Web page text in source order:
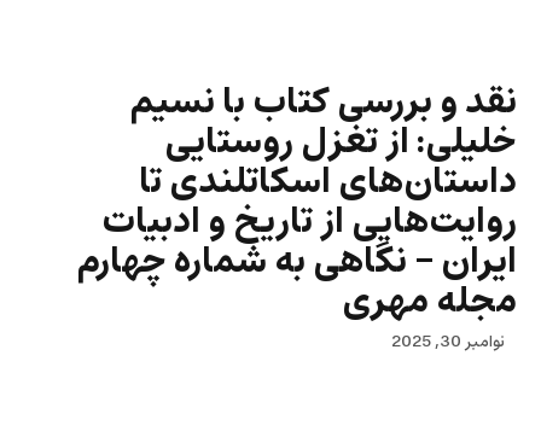
نقد و بررسی کتاب با نسيم
خليلی: از تغزل روستايی
داستان‌های اسكاتلندی تا
روايت‌هايی از تاريخ و ادبيات
ايران – نگاهی به شماره‌ چهارم
مجله‌ مهری
نوامبر 30, 2025